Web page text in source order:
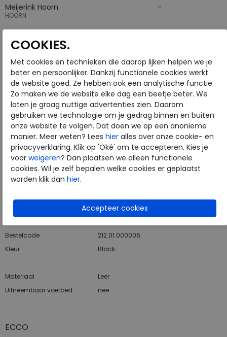
ECCO
Meijerink Hoorn
HOORN
Hulp nodig? bel:
Gratis verzending binnen Nederland*
Voor 14:00 uur besteld = dezelfde werkdag verzonden*
Altijd retourneren, binnen 1 werkdag terugbetaald
ALTERNATIEVE KLEUREN
ECCO
Bestelcode
212.01.000006
Kleur
Black
Materiaal
Leer
Uitneembaar voetbed
nee
COOKIES.
Met cookies en technieken die daarop lijken helpen we je
beter en persoonlijker. Dankzij functionele cookies werkt
de website goed. Ze hebben ook een analytische functie.
Zo maken we de website elke dag een beetje beter. We
laten je graag nuttige advertenties zien. Daarom
gebruiken we technologie om je gedrag binnen en buiten
onze website te volgen. Dat doen we op een anonieme
manier. Meer weten? Lees hier alles over onze cookie- en
privacyverklaring. Klik op 'Oké' om te accepteren. Kies je
voor weigeren? Dan plaatsen we alleen functionele
cookies. Wil je zelf bepalen welke cookies er geplaatst
worden klik dan hier.